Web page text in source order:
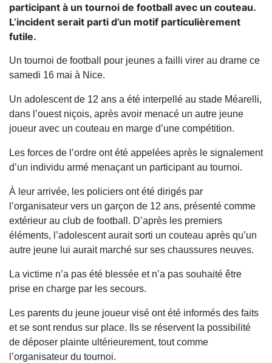
participant à un tournoi de football avec un couteau.
L’incident serait parti d’un motif particulièrement
futile.
Un tournoi de football pour jeunes a failli virer au drame ce
samedi 16 mai à Nice.
Un adolescent de 12 ans a été interpellé au stade Méarelli,
dans l’ouest niçois, après avoir menacé un autre jeune
joueur avec un couteau en marge d’une compétition.
Les forces de l’ordre ont été appelées après le signalement
d’un individu armé menaçant un participant au tournoi.
À leur arrivée, les policiers ont été dirigés par
l’organisateur vers un garçon de 12 ans, présenté comme
extérieur au club de football. D’après les premiers
éléments, l’adolescent aurait sorti un couteau après qu’un
autre jeune lui aurait marché sur ses chaussures neuves.
La victime n’a pas été blessée et n’a pas souhaité être
prise en charge par les secours.
Les parents du jeune joueur visé ont été informés des faits
et se sont rendus sur place. Ils se réservent la possibilité
de déposer plainte ultérieurement, tout comme
l’organisateur du tournoi.